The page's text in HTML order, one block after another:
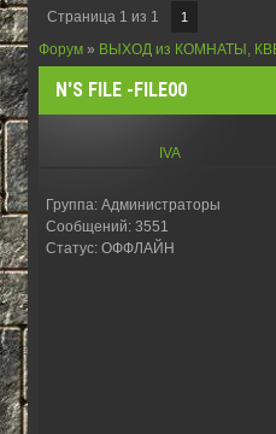
Страница 1 из 1 1
Форум » ВЫХОД из КОМНАТЫ,
N'S FILE -FILE00
IVA
Группа: Администраторы
Сообщений: 3551
Статус: ОФФЛАЙН